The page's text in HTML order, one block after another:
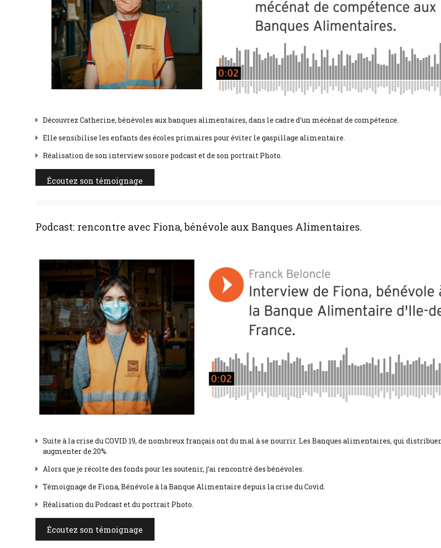
Découvrez Catherine, bénévoles aux banques alimentaires, dans le cadre d’un mécénat de compétence.
Elle sensibilise les enfants des écoles primaires pour éviter le gaspillage alimentaire.
Réalisation de son interview sonore podcast et de son portrait Photo.
Écoutez son témoignage
Podcast: rencontre avec Fiona, bénévole aux Banques Alimentaires.
Suite à la crise du COVID 19, de nombreux français ont du mal à se nourrir. Les Banques alimentaires, qui
augmenter de 20%.
Alors que je récolte des fonds pour les soutenir, j’ai rencontré des bénévoles.
Témoignage de Fiona, Bénévole à la Banque Alimentaire depuis la crise du Covid.
Réalisation du Podcast et du portrait Photo.
Écoutez son témoignage